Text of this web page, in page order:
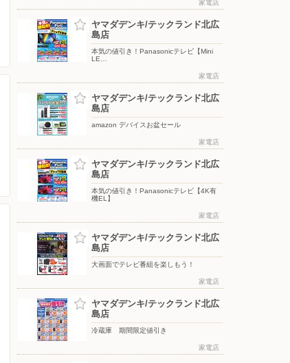
トレス解消！夏
にするひん…
4日前
Ankerの最新！水拭き
□■□■□■□■□■□■□■□■□■□■□
■…
家電店
ヤマダデンキ/テックランド北広
島店
本気の値引き！Panasonicテレビ【Mini
LE…
家電店
ヤマダデンキ/テックランド北広
島店
amazon デバイスお盆セール
家電店
ヤマダデンキ/テックランド北広
島店
本気の値引き！Panasonicテレビ【4K有
機EL】
家電店
ヤマダデンキ/テックランド北広
島店
大画面でテレビ番組を楽しもう！
家電店
ヤマダデンキ/テックランド北広
島店
冷蔵庫 期間限定値引き
家電店